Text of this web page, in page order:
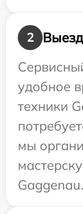
2
удобное
техники
мы
Gaggenau.